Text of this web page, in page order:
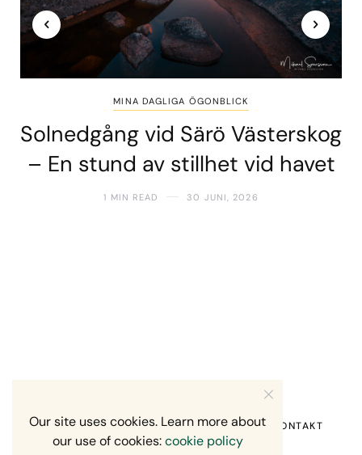
MINA DAGLIGA ÖGONBLICK
Solnedgång vid Särö Västerskog
– En stund av stillhet vid havet
1 MIN READ 30 JUNI, 2026
HEM OM MIG RECENSION OM MIG KONTAKT
Our site uses cookies. Learn more about
our use of cookies:cookie policy